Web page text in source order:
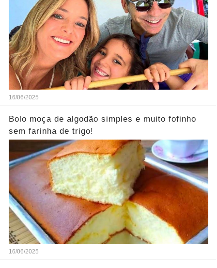
16/06/2025
Bolo moça de algodão simples e muito fofinho
sem farinha de trigo!
16/06/2025